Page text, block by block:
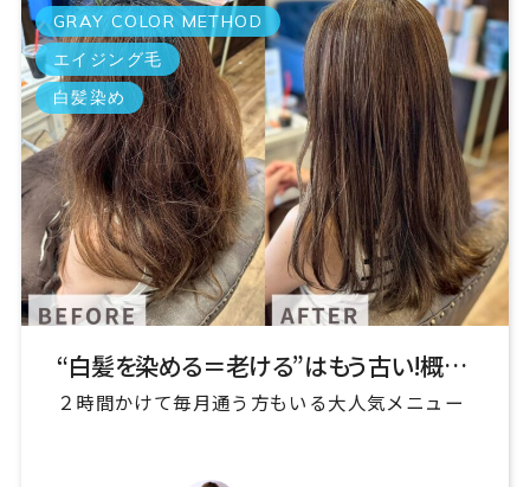
GRAY COLOR METHOD
エイジング毛
白髪染め
“白髪を染める＝老ける”はもう古い!概念を変えます
２時間かけて毎月通う方もいる大人気メニュー